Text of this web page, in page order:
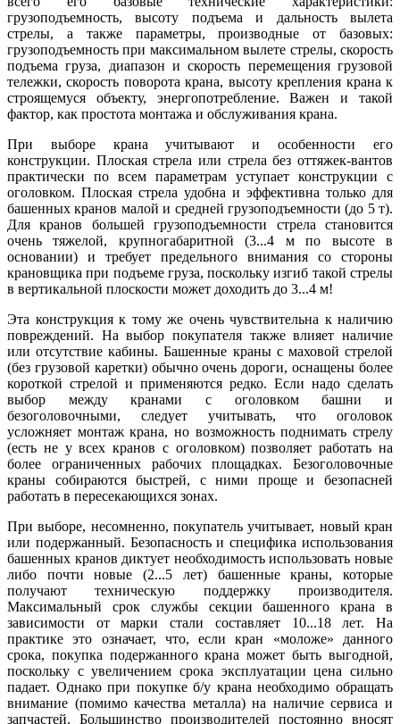
грузоподъемность, высоту подъема и дальность вылета
стрелы, а также параметры, производные от базовых:
грузоподъемность при максимальном вылете стрелы, скорость
подъема груза, диапазон и скорость перемещения грузовой
тележки, скорость поворота крана, высоту крепления крана к
строящемуся объекту, энергопотребление. Важен и такой
фактор, как простота монтажа и обслуживания крана.
При выборе крана учитывают и особенности его
конструкции. Плоская стрела или стрела без оттяжек-вантов
практически по всем параметрам уступает конструкции с
оголовком. Плоская стрела удобна и эффективна только для
башенных кранов малой и средней грузоподъемности (до 5 т).
Для кранов большей грузоподъемности стрела становится
очень тяжелой, крупногабаритной (3...4 м по высоте в
основании) и требует предельного внимания со стороны
крановщика при подъеме груза, поскольку изгиб такой стрелы
в вертикальной плоскости может доходить до 3...4 м!
Эта конструкция к тому же очень чувствительна к наличию
повреждений. На выбор покупателя также влияет наличие
или отсутствие кабины. Башенные краны с маховой стрелой
(без грузовой каретки) обычно очень дороги, оснащены более
короткой стрелой и применяются редко. Если надо сделать
выбор между кранами с оголовком башни и
безоголовочными, следует учитывать, что оголовок
усложняет монтаж крана, но возможность поднимать стрелу
(есть не у всех кранов с оголовком) позволяет работать на
более ограниченных рабочих площадках. Безоголовочные
краны собираются быстрей, с ними проще и безопасней
работать в пересекающихся зонах.
При выборе, несомненно, покупатель учитывает, новый кран
или подержанный. Безопасность и специфика использования
башенных кранов диктует необходимость использовать новые
либо почти новые (2...5 лет) башенные краны, которые
получают техническую поддержку производителя.
Максимальный срок службы секции башенного крана в
зависимости от марки стали составляет 10...18 лет. На
практике это означает, что, если кран «моложе» данного
срока, покупка подержанного крана может быть выгодной,
поскольку с увеличением срока эксплуатации цена сильно
падает. Однако при покупке б/у крана необходимо обращать
внимание (помимо качества металла) на наличие сервиса и
запчастей. Большинство производителей постоянно вносят